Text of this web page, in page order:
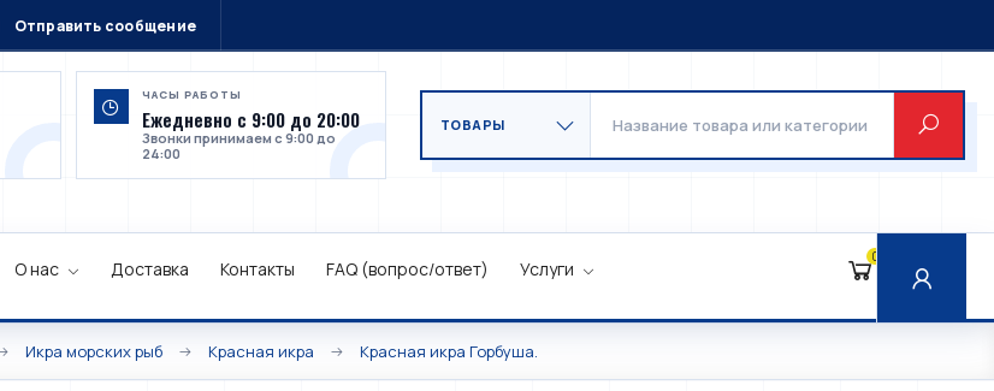
Отправить сообщение
ЧАСЫ РАБОТЫ
Ежедневно с 9:00 до 20:00
Звонки принимаем с 9:00 до
24:00
О нас Доставка Контакты FAQ (вопрос/ответ) Услуги
0
Икра морских рыб Красная икра Красная икра Горбуша.